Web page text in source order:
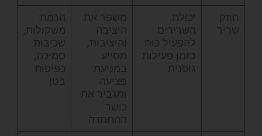
חוזק
שריר
יכולת
השרירים
להפעיל כוח
בזמן פעילות
גופנית
משפר את
היציבה
והיציבות,
מסייע
במניעת
פציעה
ומגביר את
כושר
ההתמדה
הרמת
משקולות,
שכיבות
סמיכה,
כפיפות
בטן